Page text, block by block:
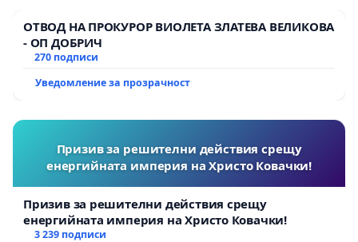
ОТВОД НА ПРОКУРОР ВИОЛЕТА ЗЛАТЕВА ВЕЛИКОВА
- ОП ДОБРИЧ
270 подписи
Уведомление за прозрачност
Призив за решителни действия срещу
енергийната империя на Христо Ковачки!
Призив за решителни действия срещу
енергийната империя на Христо Ковачки!
3 239 подписи